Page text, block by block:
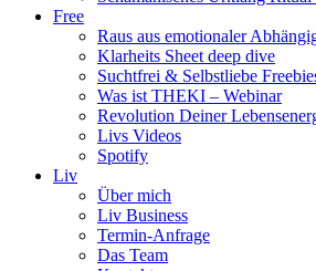
Free
Raus aus emotionaler
Klarheits Sheet deep dive
Suchtfrei & Selbstliebe
Was ist THEKI – Webinar
Revolution Deiner
Livs Videos
Spotify
Liv
Über mich
Liv Business
Termin-Anfrage
Das Team